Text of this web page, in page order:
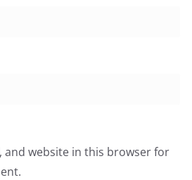
and website in this browser for